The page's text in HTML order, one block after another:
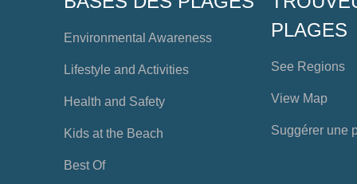
Environmental Awareness
Lifestyle and Activities
Health and Safety
Kids at the Beach
Best Of
PLAGES
See Regions
View Map
Suggérer une